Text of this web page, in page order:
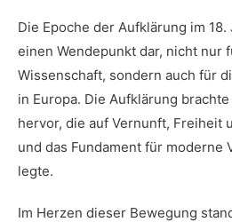
Die ‍Epoche der Aufklärung im
einen ⁣Wendepunkt ⁣dar, nicht nur
Wissenschaft,⁣ sondern auch für‍
‍in Europa. Die Aufklärung
hervor, die auf​ Vernunft,​ Freiheit
und das Fundament für moderne
legte.
Im ⁢Herzen dieser Bewegung⁤